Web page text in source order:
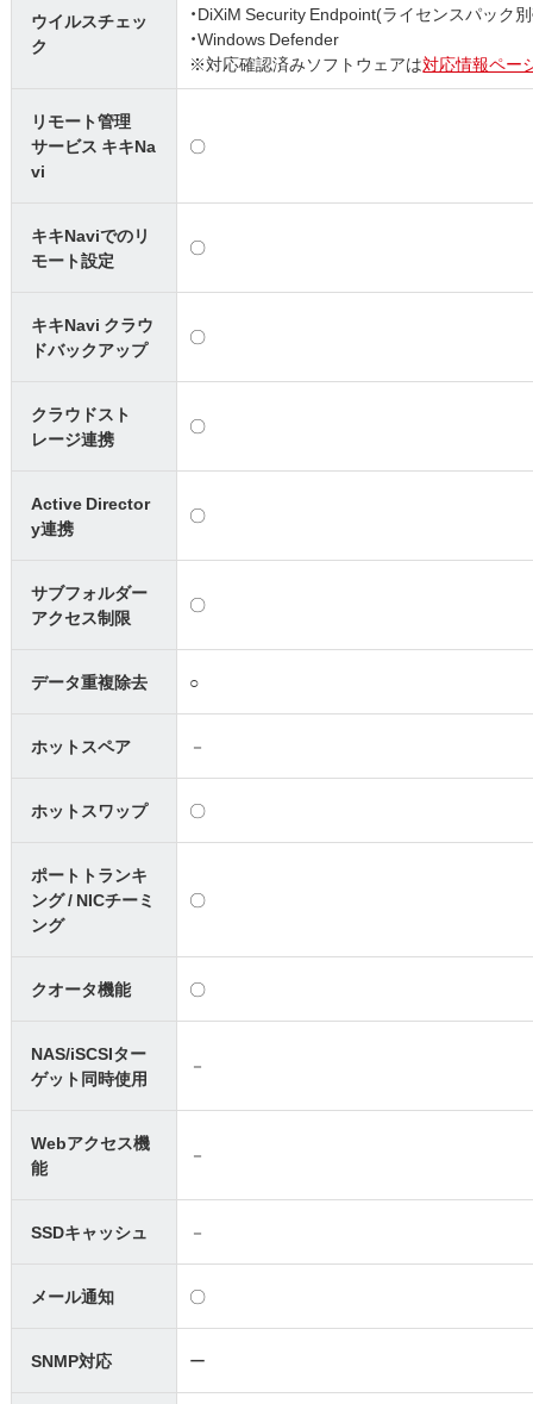
ウイルスチェッ
ク
・DiXiM Security Endpoint(ライセンスパック
・Windows Defender
※対応確認済みソフトウェアは対応情報ペー
リモート管理
サービス キキNa
vi
〇
キキNaviでのリ
モート設定
〇
キキNavi クラウ
ドバックアップ
〇
クラウドスト
レージ連携
〇
Active Director
y連携
〇
サブフォルダー
アクセス制限
〇
データ重複除去 ○
ホットスペア －
ホットスワップ 〇
ポートトランキ
ング / NICチーミ
ング
〇
クオータ機能 〇
NAS/iSCSIター
ゲット同時使用
－
Webアクセス機
能
－
SSDキャッシュ －
メール通知 〇
SNMP対応 ー